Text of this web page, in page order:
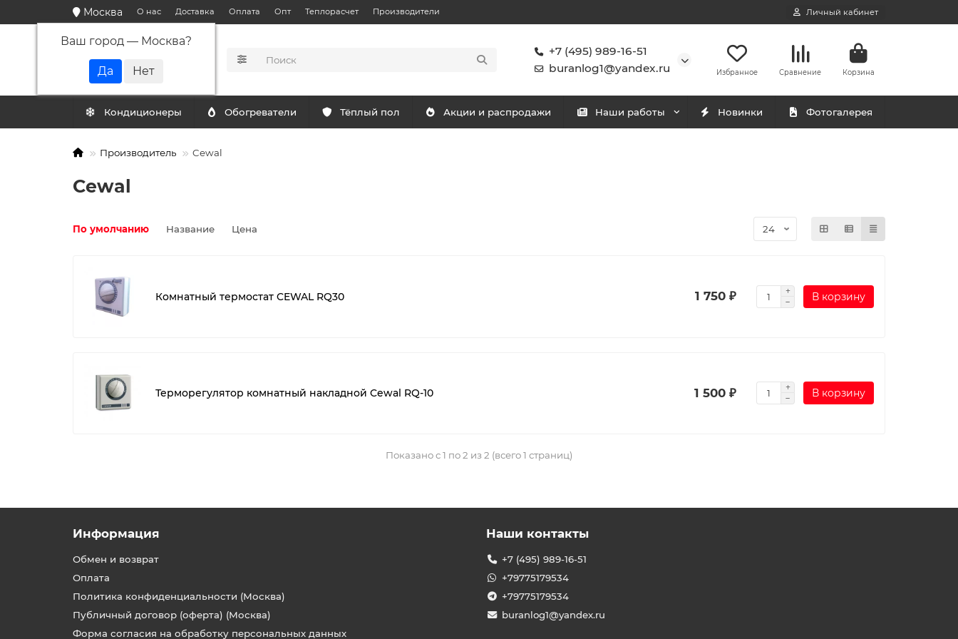
Москва
Ваш город — Москва?
О нас Доставка Оплата Опт Теплорасчет Производители Личный кабинет
+7 (495) 989-16-51
buranlog1@yandex.ru
Избранное Сравнение Корзина
Кондиционеры Обогреватели Тёплый пол Акции и распродажи Наши работы Новинки Фотогалерея
Производитель Cewal
Cewal
По умолчанию Название Цена
Комнатный термостат CEWAL RQ30 1 750 ₽ В корзину
Терморегулятор комнатный накладной Cewal RQ-10 1 500 ₽ В корзину
Показано с 1 по 2 из 2 (всего 1 страниц)
Информация
Обмен и возврат
Оплата
Политика конфиденциальности (Москва)
Публичный договор (оферта) (Москва)
Форма согласия на обработку персональных данных
Наши контакты
+7 (495) 989-16-51
+79775179534
+79775179534
buranlog1@yandex.ru